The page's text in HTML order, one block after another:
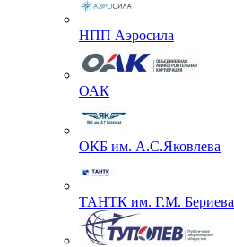
НПП Аэросила
ОАК
ОКБ им. А.С.Яковлева
ТАНТК им. Г.М. Бериева